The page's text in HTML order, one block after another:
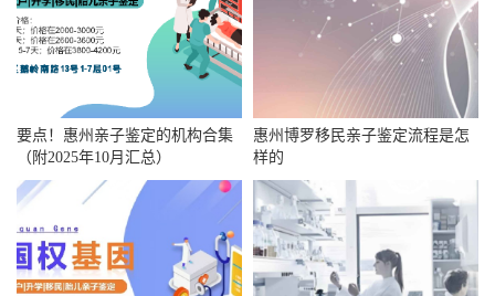
要点！惠州亲子鉴定的机构合集
（附2025年10月汇总）
惠州博罗移民亲子鉴定流程是怎
样的